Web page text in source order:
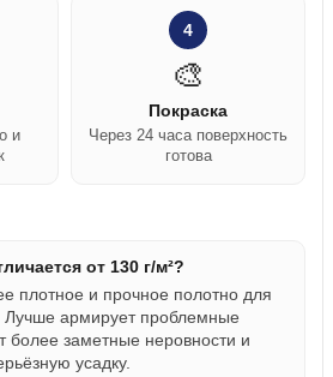
и
4
🎨
Покраска
Через 24 часа поверхность
готова
от 130 г/м²?
плотное и прочное полотно для
Лучше армирует проблемные
более заметные неровности и
усадку.